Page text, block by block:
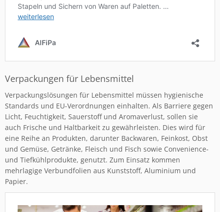
Verpackungen für Lebensmittel
Verpackungslösungen für Lebensmittel müssen hygienische
Standards und EU-Verordnungen einhalten. Als Barriere gegen
Licht, Feuchtigkeit, Sauerstoff und Aromaverlust, sollen sie
auch Frische und Haltbarkeit zu gewährleisten. Dies wird für
eine Reihe an Produkten, darunter Backwaren, Feinkost, Obst
und Gemüse, Getränke, Fleisch und Fisch sowie Convenience-
und Tiefkühlprodukte, genutzt. Zum Einsatz kommen
mehrlagige Verbundfolien aus Kunststoff, Aluminium und
Papier.